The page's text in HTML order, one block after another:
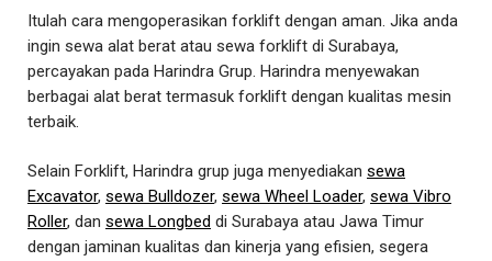
Itulah cara mengoperasikan forklift dengan aman. Jika anda
ingin sewa alat berat atau sewa forklift di Surabaya,
percayakan pada Harindra Grup. Harindra menyewakan
berbagai alat berat termasuk forklift dengan kualitas mesin
terbaik.
Selain Forklift, Harindra grup juga menyediakan sewa
Excavator, sewa Bulldozer, sewa Wheel Loader, sewa Vibro
Roller, dan sewa Longbed di Surabaya atau Jawa Timur
dengan jaminan kualitas dan kinerja yang efisien, segera